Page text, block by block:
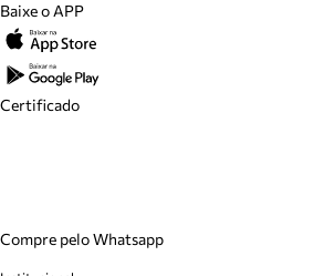
Baixe o APP
Certificado
Compre pelo Whatsapp